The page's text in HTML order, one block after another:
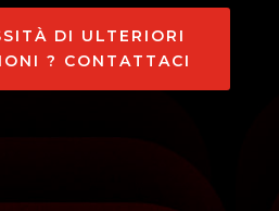
DI ULTERIORI
? CONTATTACI